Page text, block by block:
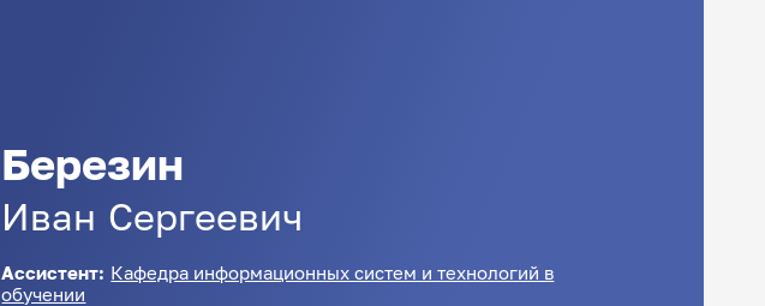
Березин
Иван Сергеевич
Ассистент: Кафедра информационных систем и технологий в
обучении